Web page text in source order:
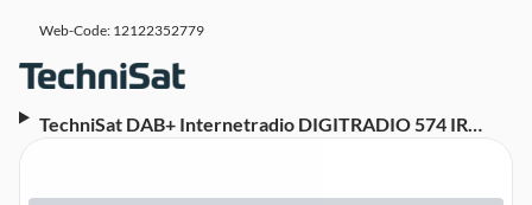
Web-Code: 12122352779
TechniSat DAB+ Internetradio DIGITRADIO 574 IR